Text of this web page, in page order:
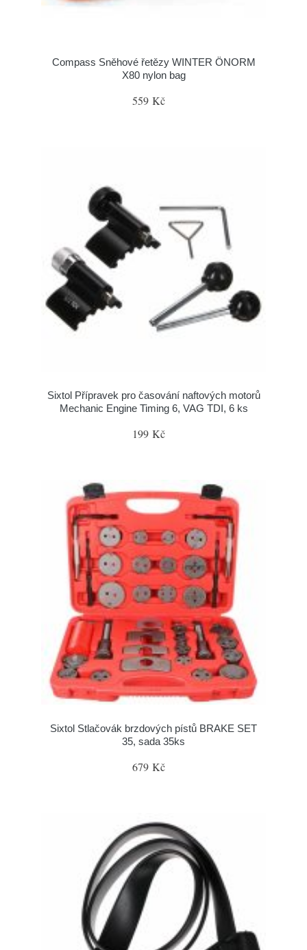
Compass Sněhové řetězy WINTER ÖNORM
X80 nylon bag
559 Kč
Sixtol Přípravek pro časování naftových motorů
Mechanic Engine Timing 6, VAG TDI, 6 ks
199 Kč
Sixtol Stlačovák brzdových pístů BRAKE SET
35, sada 35ks
679 Kč